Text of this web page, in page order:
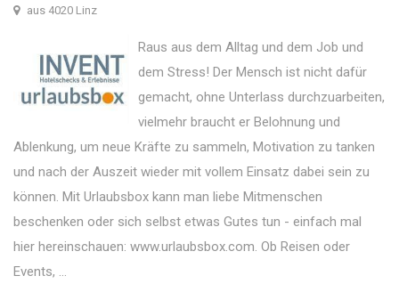
aus 4020 Linz
Raus aus dem Alltag und dem Job und
dem Stress! Der Mensch ist nicht dafür
gemacht, ohne Unterlass durchzuarbeiten,
vielmehr braucht er Belohnung und
Ablenkung, um neue Kräfte zu sammeln, Motivation zu tanken
und nach der Auszeit wieder mit vollem Einsatz dabei sein zu
können. Mit Urlaubsbox kann man liebe Mitmenschen
beschenken oder sich selbst etwas Gutes tun - einfach mal
hier hereinschauen: www.urlaubsbox.com. Ob Reisen oder
Events, ...